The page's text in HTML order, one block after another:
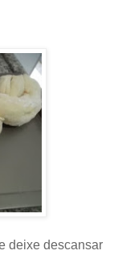
deixe descansar